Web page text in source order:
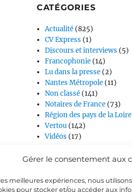
Gérer le consentement aux
meilleures expériences, nous
pour stocker et/ou accéder aux
CATÉGORIES
Actualité (825)
CV Express (1)
Discours et interviews (5)
Francophonie (14)
Lu dans la presse (2)
Nantes Métropole (11)
Non classé (141)
Notaires de France (73)
Région des pays de la Loire
Vertou (142)
Vidéos (17)